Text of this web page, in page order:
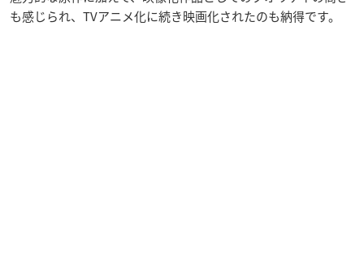
も感じられ、TVアニメ化に続き映画化されたのも納得です。